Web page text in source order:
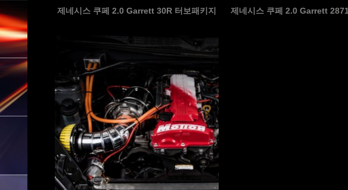
제네시스 쿠페 2.0 Garrett 30R 터보패키지